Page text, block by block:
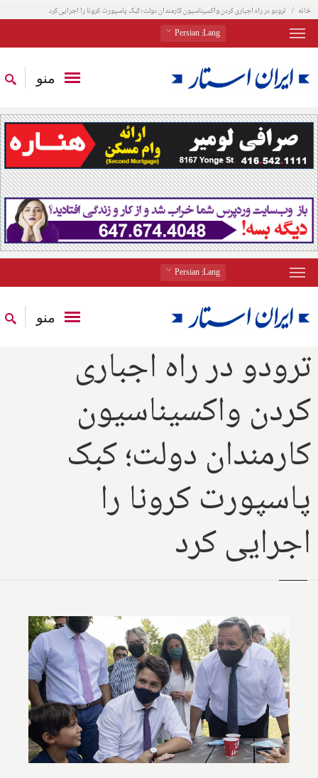
خانه ترودو در راه اجباری کردن واکسیناسیون کارمندان دولت؛ کبک پاسپورت کرونا را اجرایی کرد
Lang
: Persian
منو
Lang
: Persian
منو
ترودو در راه اجباری
کردن واکسیناسیون
کارمندان دولت؛ کبک
پاسپورت کرونا را
اجرایی کرد